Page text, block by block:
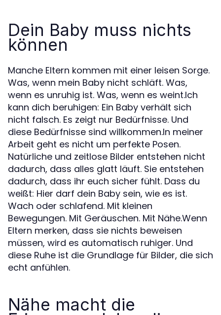
Dein Baby muss nichts
können
Manche Eltern kommen mit einer leisen Sorge.
Was, wenn mein Baby nicht schläft. Was,
wenn es unruhig ist. Was, wenn es weint.Ich
kann dich beruhigen: Ein Baby verhält sich
nicht falsch. Es zeigt nur Bedürfnisse. Und
diese Bedürfnisse sind willkommen.In meiner
Arbeit geht es nicht um perfekte Posen.
Natürliche und zeitlose Bilder entstehen nicht
dadurch, dass alles glatt läuft. Sie entstehen
dadurch, dass ihr euch sicher fühlt. Dass du
weißt: Hier darf dein Baby sein, wie es ist.
Wach oder schlafend. Mit kleinen
Bewegungen. Mit Geräuschen. Mit Nähe.Wenn
Eltern merken, dass sie nichts beweisen
müssen, wird es automatisch ruhiger. Und
diese Ruhe ist die Grundlage für Bilder, die sich
echt anfühlen.
Nähe macht die